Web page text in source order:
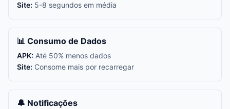
Site: 5-8 segundos em média
📊 Consumo de Dados
APK: Até 50% menos dados
Site: Consome mais por recarregar
🔔 Notificações